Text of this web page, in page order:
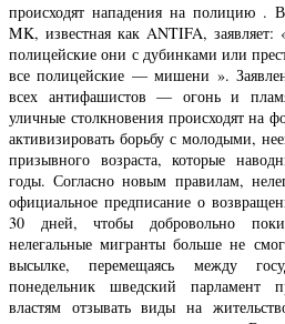
происходят нападения на полицию .
MK, известная как ANTIFA,
полицейские они с дубинками или
все полицейские — мишени ».
всех антифашистов — огонь и
уличные столкновения происходят на
активизировать борьбу с молодыми,
призывного возраста, которые
годы. Согласно новым правилам,
официальное предписание о
30 дней, чтобы добровольно
нелегальные мигранты больше не
высылке, перемещаясь между
понедельник шведский парламент
властям отзывать виды на